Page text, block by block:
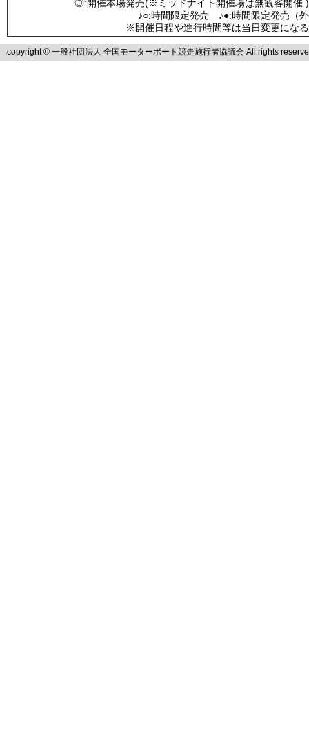
◎:開催本場発売(※ミッドナイト開催場は無観客
♪○:時間限定発売 ♪●:時間限定発売
※開催日程や進行時間等は当日変更にな
copyright © 一般社団法人 全国モーターボート競走施行者協議会 All rights